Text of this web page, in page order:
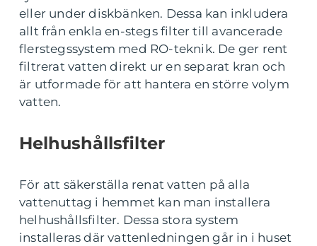
eller under diskbänken. Dessa kan inkludera
allt från enkla en-stegs filter till avancerade
flerstegssystem med RO-teknik. De ger rent
filtrerat vatten direkt ur en separat kran och
är utformade för att hantera en större volym
vatten.
Helhushållsfilter
För att säkerställa renat vatten på alla
vattenuttag i hemmet kan man installera
helhushållsfilter. Dessa stora system
installeras där vattenledningen går in i huset